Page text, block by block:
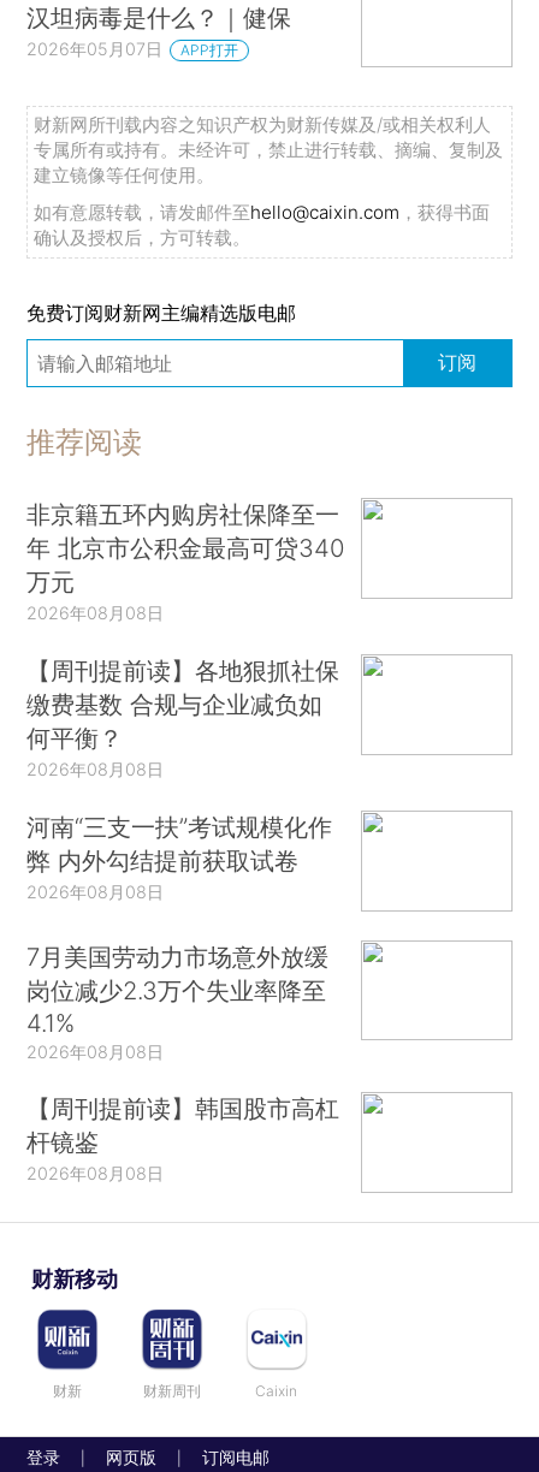
汉坦病毒是什么？｜健保
2026年05月07日 APP打开
财新网所刊载内容之知识产权为财新传媒及/或相关权利人
专属所有或持有。未经许可，禁止进行转载、摘编、复制及
建立镜像等任何使用。
如有意愿转载，请发邮件至hello@caixin.com ，获得书面
确认及授权后，方可转载。
免费订阅财新网主编精选版电邮
订阅
推荐阅读
非京籍五环内购房社保降至一
年 北京市公积金最高可贷340
万元
2026年08月08日
【周刊提前读】各地狠抓社保
缴费基数 合规与企业减负如
何平衡？
2026年08月08日
河南“三支一扶”考试规模化作
弊 内外勾结提前获取试卷
2026年08月08日
7月美国劳动力市场意外放缓
岗位减少2.3万个失业率降至
4.1%
2026年08月08日
【周刊提前读】韩国股市高杠
杆镜鉴
2026年08月08日
财新移动
财新 财新周刊 Caixin
登录 网页版 订阅电邮